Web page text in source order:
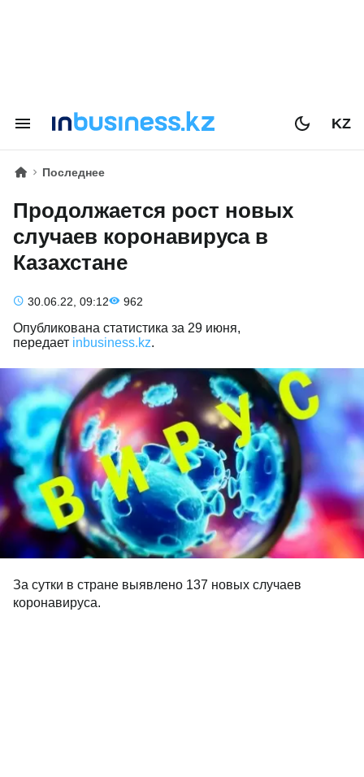
KZ
Последнее
Продолжается рост новых
случаев коронавируса в
Казахстане
30.06.22, 09:12 962
Опубликована статистика за 29 июня,
передает inbusiness.kz.
За сутки в стране выявлено 137 новых случаев
коронавируса.